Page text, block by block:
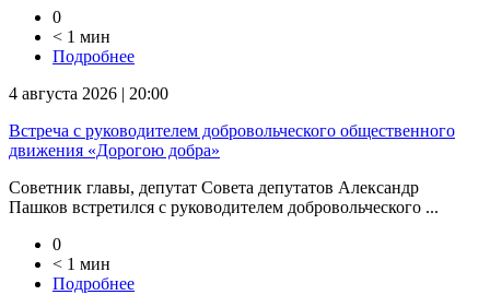
0
< 1 мин
Подробнее
4 августа 2026 | 20:00
Встреча с руководителем добровольческого общественного
движения «Дорогою добра»
Советник главы, депутат Совета депутатов Александр
Пашков встретился с руководителем добровольческого ...
0
< 1 мин
Подробнее